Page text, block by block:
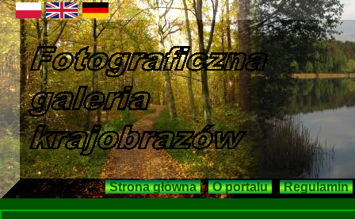
Strona główna O portalu Regulamin